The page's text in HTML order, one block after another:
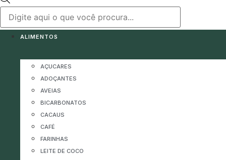
produtos
ALIMENTOS
AÇUCARES
ADOÇANTES
AVEIAS
BICARBONATOS
CACAUS
CAFÉ
FARINHAS
LEITE DE COCO